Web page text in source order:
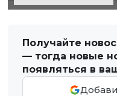
Получайте
— тогда новые
появляться в